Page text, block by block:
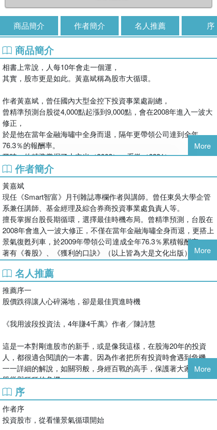
商品簡介 作者簡介 名人推薦 序
商品簡介
相書上常說，人每10年會走一個運，
其實，股市更是如此。黃嘉斌稱為股市大循環。
作者黃嘉斌，曾任國內大型金控下投資事業處副總，
曾精準預測台股從4,000點起漲到9,000點，會在2008年進入一波大
修正，
於是他在當年金融海嘯中全身而退，隔年更帶領公司達到全年
76.3％的報酬率。
當時，他精準掌握了大立光（3008）、系微（6231）。
10年後，他在2021年底，又預估台股將進入漲多必修正的高風險
期，
果然2022年1月，台股偕國際股市大漲，盤中一度來到最高點
18619.61點，
但其後俄烏戰爭爆發、美國升息，導致全球股市與台股大跌。
這一回，黃嘉斌又精準躲過了台股4,000點以上的修正，
還順勢提前布局當時股價才100元的藥華藥（6446）。
之後藥華藥（6446）一路上揚，股價最高來到622元，漲幅超過
600％！
兩次的台股大循環，黃嘉斌都運用景氣循環理論，
當台股將進入另一個高低循環，投資人該怎麼搶先布局？
◎景氣循環如何判斷、如何順勢獲利？
‧股市行情經常與GDP連動
2015年臺灣GDP衰退3％多，當年台股下跌近千點；
2021年GDP比前一年成長3％，台股就衝上萬八；
2022年GDP預估在4％以下，比2021年減少近3％，就是應該保守
More
作者簡介
黃嘉斌
現任《Smart智富》月刊雜誌專欄作者與講師。曾任東吳大學企管
系兼任講師、基金經理及綜合券商投資事業處負責人等。
擅長掌握台股長期循環，選擇最佳時機布局。曾精準預測，台股在
2008年會進入一波大修正，不僅在當年金融海嘯全身而退，更搭上
景氣復甦列車，於2009年帶領公司達成全年76.3％累積報酬率。
著有《養股》、《獲利的口訣》（以上皆為大是文化出版）。More
名人推薦
推薦序一
股價跌得讓人心碎滿地，卻是最佳買進時機
《我用波段投資法，4年賺4千萬》作者╱陳詩慧
這是一本對剛進股市的新手，或是像我這樣，在股海20年的投資
人，都很適合閱讀的一本書。因為作者把所有投資時會遇到危機，
一一詳細的解說，如關羽般，身經百戰的高手，保護著大家，度過
股災與種種的危機。
他提到，股市危機處理是贏家最後的決戰點。這點我非常的認同。
股市老手都知道，一次的獲利是暫時的，只有能夠在每次金融危
機、股市風暴中化險為夷、倖存下來，做好資產配置，長久穩定收
益、累積財富，才是真正的贏家。
More
序
作者序
投資股市，從看懂景氣循環開始